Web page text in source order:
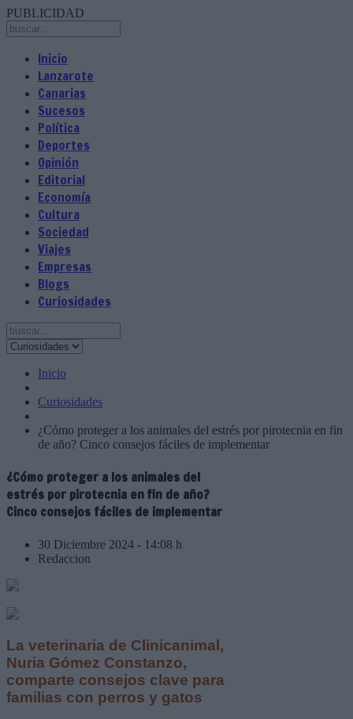
PUBLICIDAD
Inicio
Lanzarote
Canarias
Sucesos
Política
Deportes
Opinión
Editorial
Economía
Cultura
Sociedad
Viajes
Empresas
Blogs
Curiosidades
Inicio
Curiosidades
¿Cómo proteger a los animales del estrés por pirotecnia en fin
de año? Cinco consejos fáciles de implementar
¿Cómo proteger a los animales del
estrés por pirotecnia en fin de año?
Cinco consejos fáciles de implementar
30 Diciembre 2024 - 14:08 h
Redaccion
La veterinaria de Clinicanimal,
Nuria Gómez Constanzo,
comparte consejos clave para
familias con perros y gatos